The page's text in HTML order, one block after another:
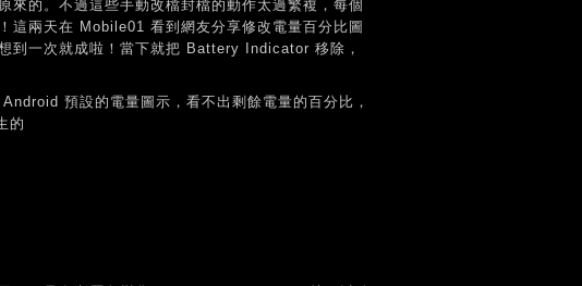
來的。不過這些手動改檔封檔的動作太過繁複，每個
這兩天在 Mobile01 看到網友分享修改電量百分比圖
到一次就成啦！當下就把 Battery Indicator 移除，
預設的電量圖示，看不出剩餘電量的百分比，
的